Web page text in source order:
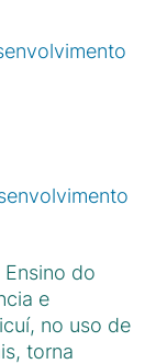
do
e
no uso de
torna